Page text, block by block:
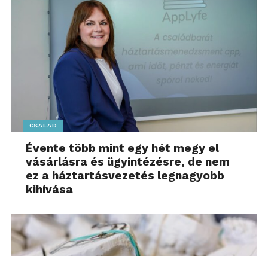
CSALÁD
Évente több mint egy hét megy el
vásárlásra és ügyintézésre, de nem
ez a háztartásvezetés legnagyobb
kihívása